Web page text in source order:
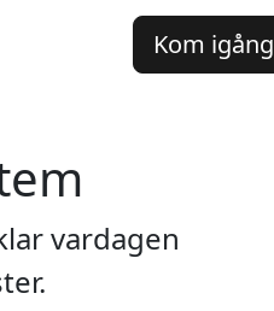
Kom igång
vardagen